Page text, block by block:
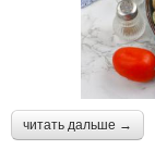
читать дальше →